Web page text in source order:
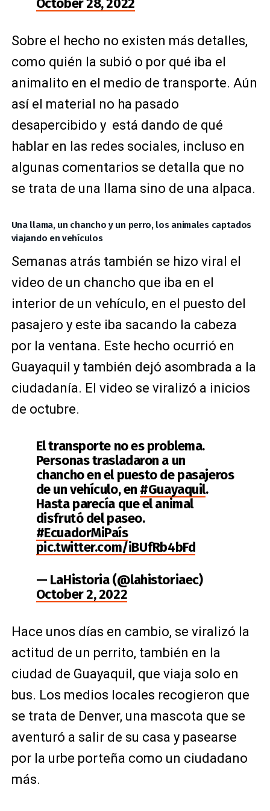
Sobre el hecho no existen más detalles,
como quién la subió o por qué iba el
animalito en el medio de transporte. Aún
así el material no ha pasado
desapercibido y está dando de qué
hablar en las redes sociales, incluso en
algunas comentarios se detalla que no
se trata de una llama sino de una alpaca.
Una llama, un chancho y un perro, los animales captados
viajando en vehículos
Semanas atrás también se hizo viral el
video de un chancho que iba en el
interior de un vehículo, en el puesto del
pasajero y este iba sacando la cabeza
por la ventana. Este hecho ocurrió en
Guayaquil y también dejó asombrada a la
ciudadanía. El video se viralizó a inicios
de octubre.
El transporte no es problema.
Personas trasladaron a un
chancho en el puesto de pasajeros
de un vehículo, en #Guayaquil.
Hasta parecía que el animal
disfrutó del paseo.
#EcuadorMiPaís
pic.twitter.com/iBUfRb4bFd
— LaHistoria (@lahistoriaec)
October 2, 2022
Hace unos días en cambio, se viralizó la
actitud de un perrito, también en la
ciudad de Guayaquil, que viaja solo en
bus. Los medios locales recogieron que
se trata de Denver, una mascota que se
aventuró a salir de su casa y pasearse
por la urbe porteña como un ciudadano
más.